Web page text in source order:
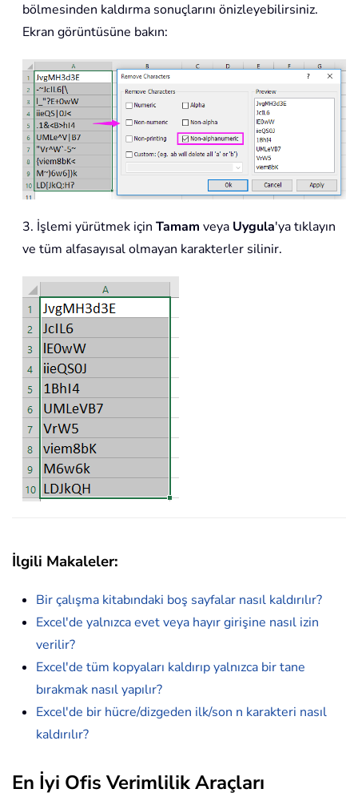
bölmesinden kaldırma sonuçlarını önizleyebilirsiniz.
Ekran görüntüsüne bakın:
3. İşlemi yürütmek için Tamam veya Uygula'ya tıklayın
ve tüm alfasayısal olmayan karakterler silinir.
İlgili Makaleler:
Bir çalışma kitabındaki boş sayfalar nasıl kaldırılır?
Excel'de yalnızca evet veya hayır girişine nasıl izin
verilir?
Excel'de tüm kopyaları kaldırıp yalnızca bir tane
bırakmak nasıl yapılır?
Excel'de bir hücre/dizgeden ilk/son n karakteri nasıl
kaldırılır?
En İyi Ofis Verimlilik Araçları